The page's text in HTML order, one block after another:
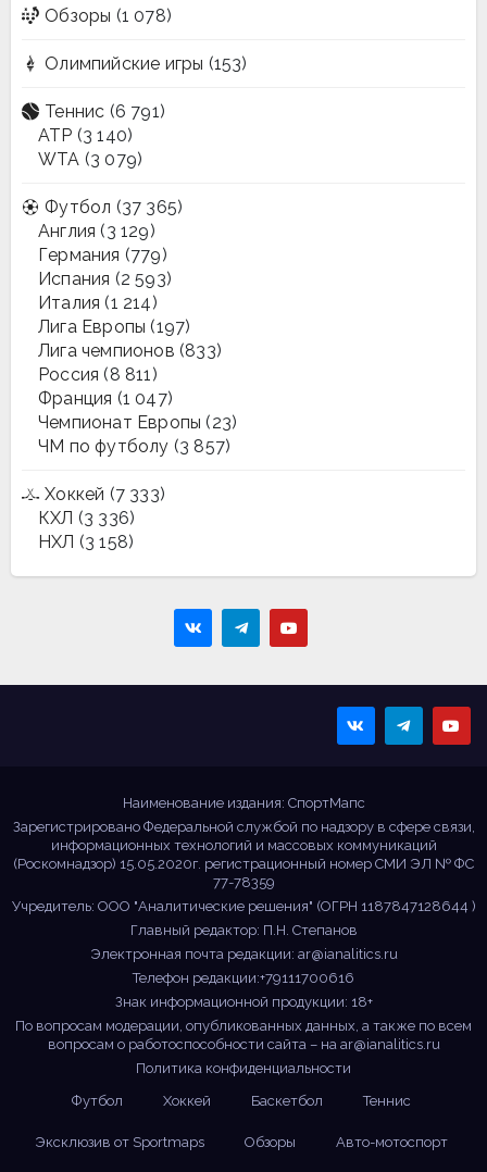
Обзоры (1 078)
Олимпийские игры (153)
Теннис (6 791)
ATP (3 140)
WTA (3 079)
Футбол (37 365)
Англия (3 129)
Германия (779)
Испания (2 593)
Италия (1 214)
Лига Европы (197)
Лига чемпионов (833)
Россия (8 811)
Франция (1 047)
Чемпионат Европы (23)
ЧМ по футболу (3 857)
Хоккей (7 333)
КХЛ (3 336)
НХЛ (3 158)
Наименование издания: СпортМапс
Зарегистрировано Федеральной службой по надзору в сфере связи,
информационных технологий и массовых коммуникаций
(Роскомнадзор) 15.05.2020г. регистрационный номер СМИ ЭЛ № ФС
77-78359
Учредитель: ООО "Аналитические решения" (ОГРН 1187847128644 )
Главный редактор: П.Н. Степанов
Электронная почта редакции: ar@ianalitics.ru
Телефон редакции:+79111700616
Знак информационной продукции: 18+
По вопросам модерации, опубликованных данных, а также по всем
вопросам о работоспособности сайта – на ar@ianalitics.ru
Политика конфиденциальности
Футбол
Хоккей Баскетбол Теннис
Эксклюзив от Sportmaps Обзоры Авто-мотоспорт